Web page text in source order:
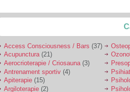
sa se manifeste o
Ma aflu aici pentru ca
vreau sa stiu daca am
nevoie de un psiholog
sau psihiatru.
Access Consciousness / Bars (37)
Acupunctura(21)
Aerocrioterapie / Criosauna (3)
Antrenament sportiv (4)
Apiterapie (15)
Argiloterapie (2)